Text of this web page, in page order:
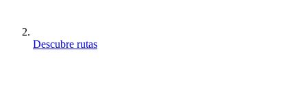
Descubre rutas